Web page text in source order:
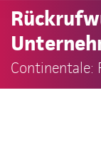
Continentale: